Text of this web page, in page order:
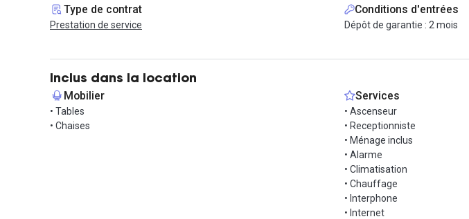
Type de contrat
Prestation de service
Conditions d'entrées
Dépôt de garantie : 2 mois
Inclus dans la location
Mobilier
• Tables
• Chaises
Services
• Ascenseur
• Receptionniste
• Ménage inclus
• Alarme
• Climatisation
• Chauffage
• Interphone
• Internet